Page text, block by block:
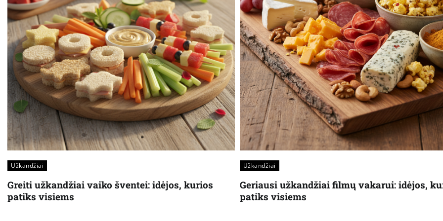
Užkandžiai
Greiti užkandžiai vaiko šventei: idėjos, kurios
patiks visiems
Užkandžiai
Geriausi užkandžiai filmų vakarui: idėjos,
patiks visiems